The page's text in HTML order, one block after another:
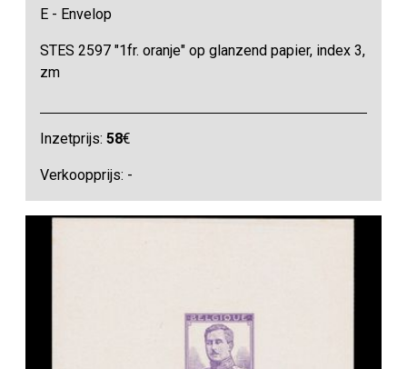
E - Envelop
STES 2597 "1fr. oranje" op glanzend papier, index 3,
zm
Inzetprijs:58€
Verkoopprijs: -